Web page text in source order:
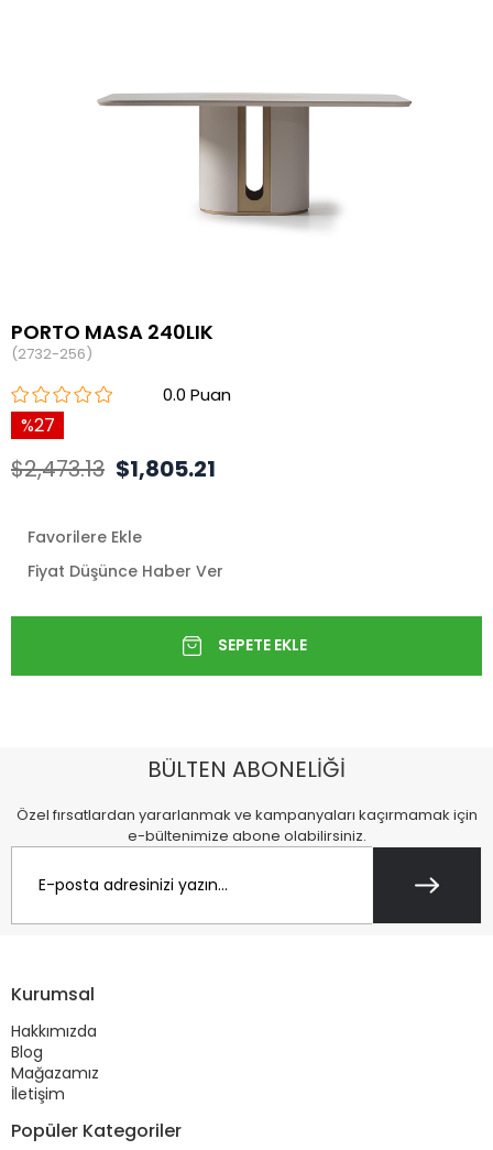
PORTO MASA 240LIK
(2732-256)
0.0
27
$2,473.13 $1,805.21
Favorilere Ekle
Fiyat Düşünce Haber Ver
BÜLTEN ABONELİĞİ
Özel fırsatlardan yararlanmak ve kampanyaları kaçırmamak için
e-bültenimize abone olabilirsiniz.
Kurumsal
Hakkımızda
Blog
Mağazamız
İletişim
Popüler Kategoriler